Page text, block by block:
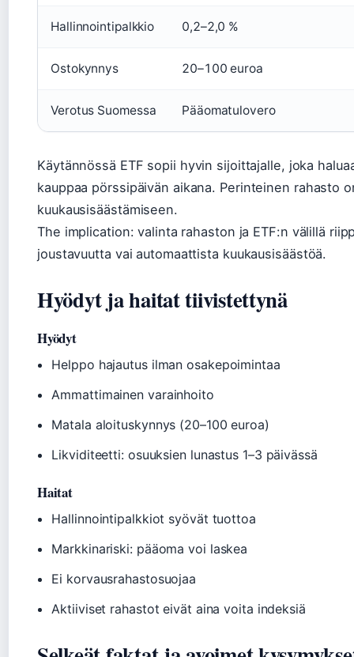
Hallinnointipalkkio 0,2–2,0 %
Ostokynnys 20–100 euroa
Verotus Suomessa Pääomatulovero
Käytännössä ETF sopii hyvin sijoittajalle, joka
kauppaa pörssipäivän aikana. Perinteinen rahasto
kuukausisäästämiseen.
The implication: valinta rahaston ja ETF:n välillä
joustavuutta vai automaattista kuukausisäästöä.
Hyödyt ja haitat tiivistettynä
Hyödyt
Helppo hajautus ilman osakepoimintaa
Ammattimainen varainhoito
Matala aloituskynnys (20–100 euroa)
Likviditeetti: osuuksien lunastus 1–3 päivässä
Haitat
Hallinnointipalkkiot syövät tuottoa
Markkinariski: pääoma voi laskea
Ei korvausrahastosuojaa
Aktiiviset rahastot eivät aina voita indeksiä